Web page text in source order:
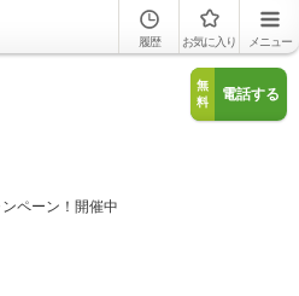
履歴 お気に入り メニュー
無
料
電話する
ペーン！開催中